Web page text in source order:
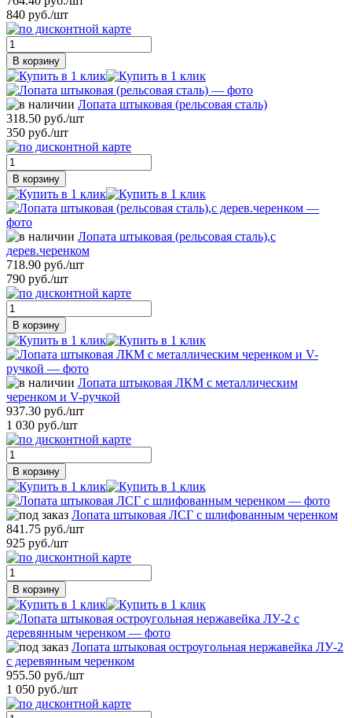
840 руб./шт
В корзину
Лопата штыковая (рельсовая сталь)
318.50 руб./шт
350 руб./шт
В корзину
Лопата штыковая (рельсовая сталь),с
дерев.черенком
718.90 руб./шт
790 руб./шт
В корзину
Лопата штыковая ЛКМ с металлическим
черенком и V-ручкой
937.30 руб./шт
1 030 руб./шт
В корзину
Лопата штыковая ЛСГ с шлифованным черенком
841.75 руб./шт
925 руб./шт
В корзину
Лопата штыковая остроугольная нержавейка ЛУ-2
с деревянным черенком
955.50 руб./шт
1 050 руб./шт